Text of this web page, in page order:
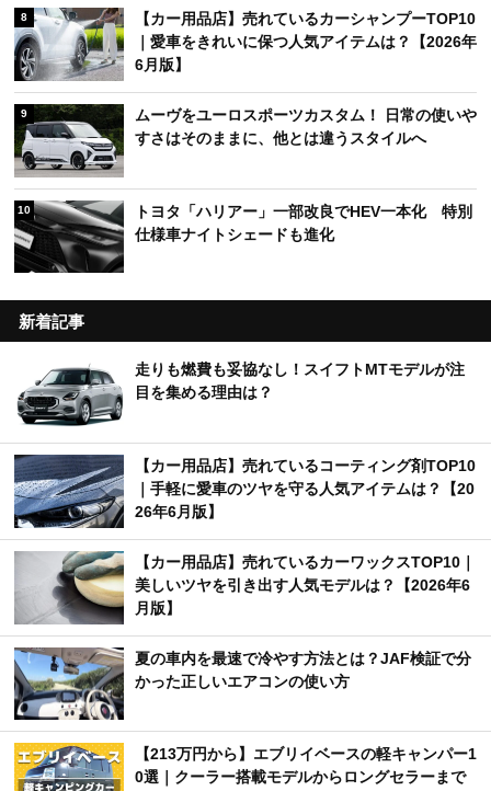
8
【カー用品店】売れているカーシャンプーTOP10
｜愛車をきれいに保つ人気アイテムは？【2026年
6月版】
9
ムーヴをユーロスポーツカスタム！ 日常の使いや
すさはそのままに、他とは違うスタイルへ
10
トヨタ「ハリアー」一部改良でHEV一本化 特別
仕様車ナイトシェードも進化
新着記事
走りも燃費も妥協なし！スイフトMTモデルが注
目を集める理由は？
【カー用品店】売れているコーティング剤TOP10
｜手軽に愛車のツヤを守る人気アイテムは？【20
26年6月版】
【カー用品店】売れているカーワックスTOP10｜
美しいツヤを引き出す人気モデルは？【2026年6
月版】
夏の車内を最速で冷やす方法とは？JAF検証で分
かった正しいエアコンの使い方
【213万円から】エブリイベースの軽キャンパー1
0選｜クーラー搭載モデルからロングセラーまで